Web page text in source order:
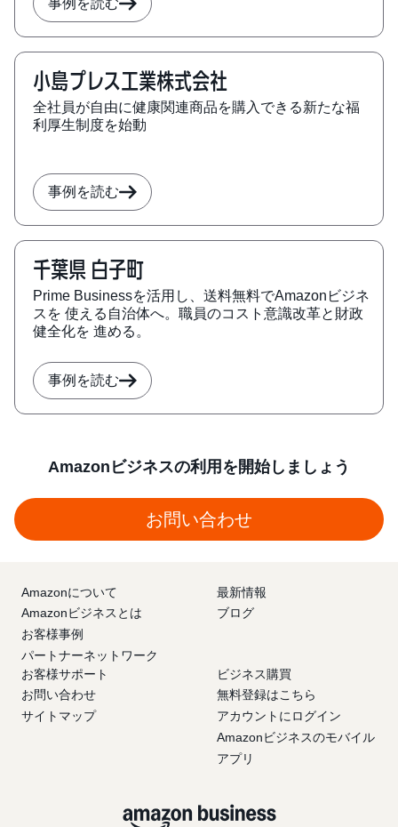
事例を読む
小島プレス工業株式会社
全社員が自由に健康関連商品を購入できる新たな福
利厚生制度を始動
事例を読む
千葉県 白子町
Prime Businessを活用し、送料無料でAmazonビジネ
スを 使える自治体へ。職員のコスト意識改革と財政
健全化を 進める。
事例を読む
Amazonビジネスの利用を開始しましょう
お問い合わせ
Amazonについて
Amazonビジネスとは
お客様事例
パートナーネットワーク
最新情報
ブログ
お客様サポート
お問い合わせ
サイトマップ
ビジネス購買
無料登録はこちら
アカウントにログイン
Amazonビジネスのモバイル
アプリ